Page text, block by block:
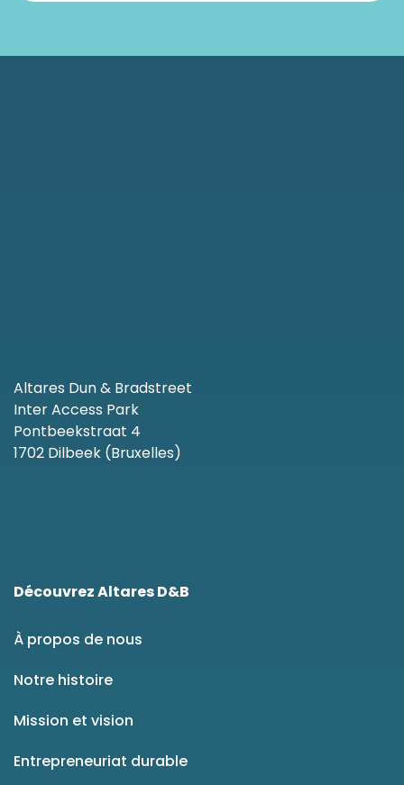
Altares Dun & Bradstreet
Inter Access Park
Pontbeekstraat 4
1702 Dilbeek (Bruxelles)
Découvrez Altares D&B
À propos de nous
Notre histoire
Mission et vision
Entrepreneuriat durable